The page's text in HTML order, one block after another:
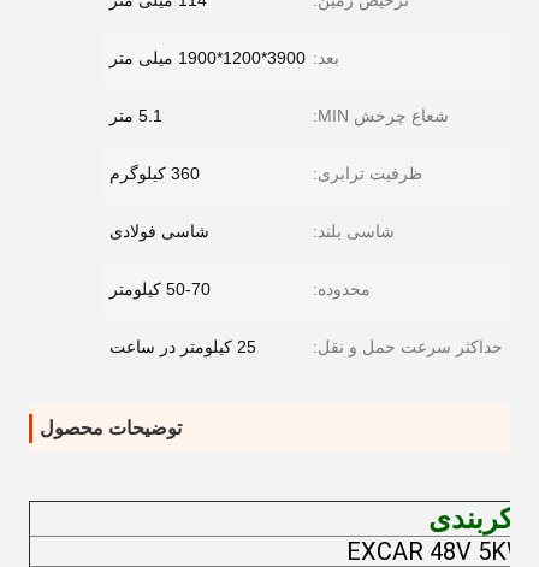
بعد: 3900*1200*1900 میلی متر
شعاع چرخش MIN: 5.1 متر
ظرفیت ترابری: 360 کیلوگرم
شاسی بلند: شاسی فولادی
محدوده: 50-70 کیلومتر
حداکثر سرعت حمل و نقل: 25 کیلومتر در ساعت
توضیحات محصول
پیکربندی
EXCAR 48V